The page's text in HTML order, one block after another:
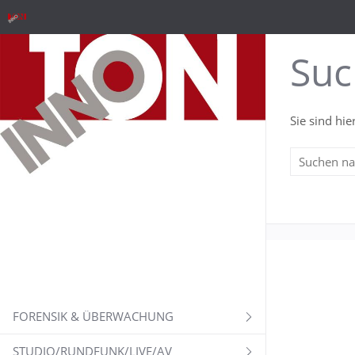
FORENSIK & ÜBERWACHUNG
STUDIO/RUNDFUNK/LIVE/AV
Sie sind